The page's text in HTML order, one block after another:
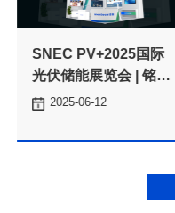
2025-06-12